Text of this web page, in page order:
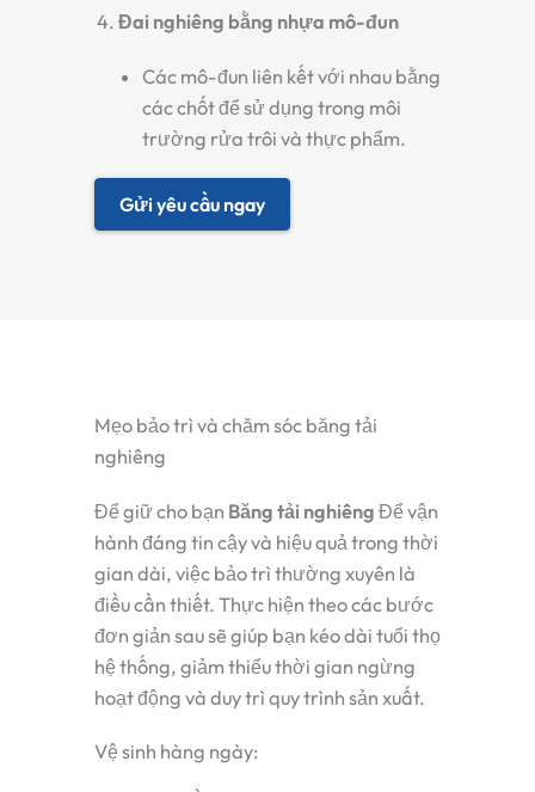
Đai nghiêng bằng nhựa mô-đun
Các mô-đun liên kết với nhau bằng
các chốt để sử dụng trong môi
trường rửa trôi và thực phẩm.
Gửi yêu cầu ngay
Mẹo bảo trì và chăm sóc băng tải
nghiêng
Để giữ cho bạn Băng tải nghiêng Để vận
hành đáng tin cậy và hiệu quả trong thời
gian dài, việc bảo trì thường xuyên là
điều cần thiết. Thực hiện theo các bước
đơn giản sau sẽ giúp bạn kéo dài tuổi thọ
hệ thống, giảm thiểu thời gian ngừng
hoạt động và duy trì quy trình sản xuất.
Vệ sinh hàng ngày: